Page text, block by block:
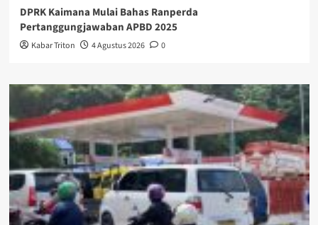
DPRK Kaimana Mulai Bahas Ranperda
Pertanggungjawaban APBD 2025
Kabar Triton 4 Agustus 2026 0